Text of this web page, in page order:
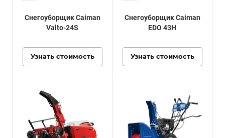
Снегоуборщик Caiman
Valto-24S
Узнать стоимость
Снегоуборщик Caiman
EDO 43H
Узнать стоимость